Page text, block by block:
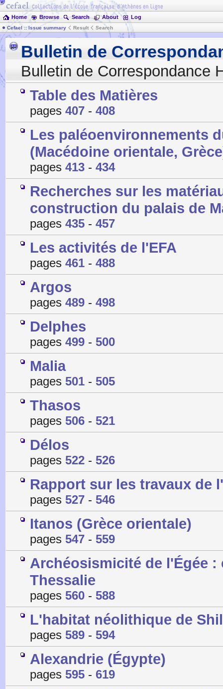
Home Browse Search About Log
Cefael :: Issue summary Result Search
Bulletin de
Bulletin de Correspondance
Table des Matières
pages 407 - 408
Les paléoenvironnements
(Macédoine orientale,
pages 413 - 434
Recherches sur les
construction du palais de
pages 435 - 457
Les activités de l'EFA
pages 461 - 488
Argos
pages 489 - 498
Delphes
pages 499 - 500
Malia
pages 501 - 505
Thasos
pages 506 - 521
Délos
pages 522 - 526
Rapport sur les travaux de
pages 527 - 546
Itanos (Grèce orientale)
pages 547 - 559
Archéosismicité de l'Égée
Thessalie
pages 560 - 588
L'habitat néolithique de
pages 589 - 594
Alexandrie (Égypte)
pages 595 - 619